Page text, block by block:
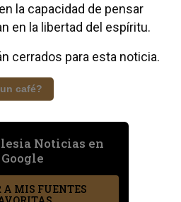
la capacidad de pensar
en la libertad del espíritu.
cerrados para esta noticia.
café?
Noticias en
Google
MIS FUENTES